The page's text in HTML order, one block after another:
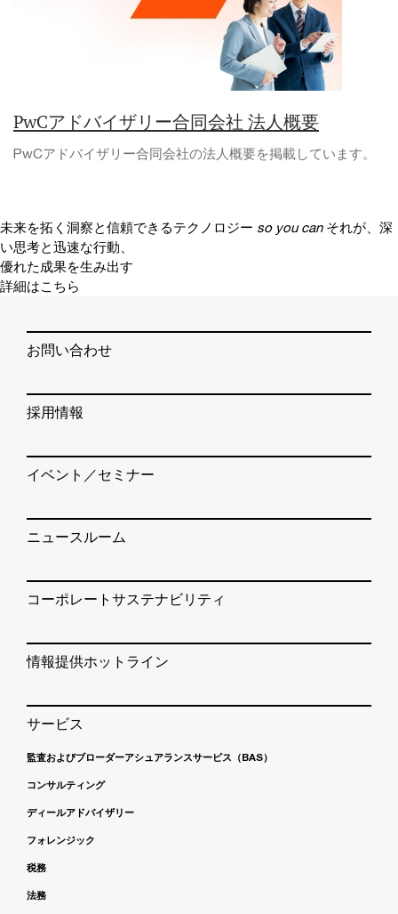
PwCアドバイザリー合同会社 法人概要
PwCアドバイザリー合同会社の法人概要を掲載しています。
未来を拓く洞察と信頼できるテクノロジー so you can それが、深
い思考と迅速な行動、
優れた成果を生み出す
詳細はこちら
お問い合わせ
採用情報
イベント／セミナー
ニュースルーム
コーポレートサステナビリティ
情報提供ホットライン
サービス
監査およびブローダーアシュアランスサービス（BAS）
コンサルティング
ディールアドバイザリー
フォレンジック
税務
法務